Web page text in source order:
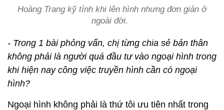
Hoàng Trang kỹ tính khi lên hình nhưng đơn giản ở
ngoài đời.
- Trong 1 bài phỏng vấn, chị từng chia sẻ bản thân
không phải là người quá đầu tư vào ngoại hình trong
khi hiện nay công việc truyền hình cần có ngoại
hình?
Ngoại hình không phải là thứ tôi ưu tiên nhất trong